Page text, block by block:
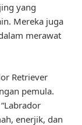
yang
Mereka juga
merawat
Retriever
pemula.
enerjik, dan